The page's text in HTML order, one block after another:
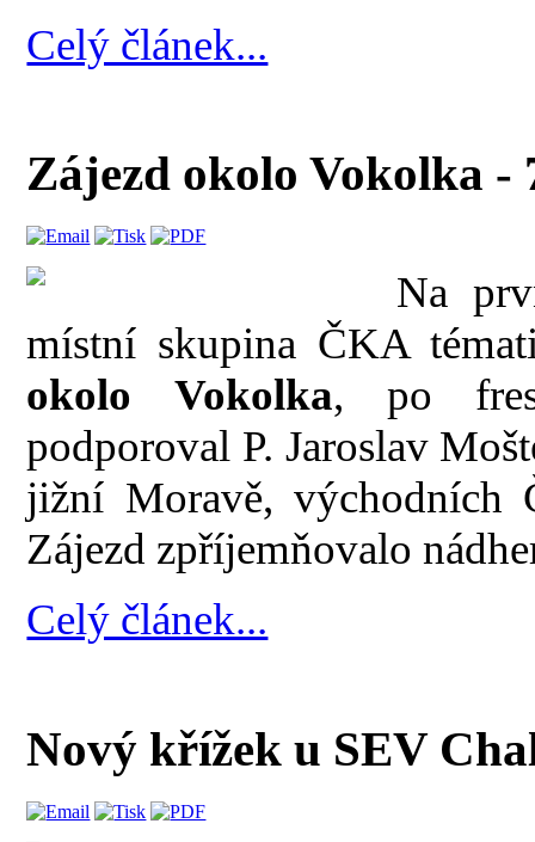
Celý článek...
Zájezd okolo Vokolka -
Na
místní skupina ČKA
okolo Vokolka, po
podporoval P. Jaroslav
jižní Moravě, východních
Zájezd zpříjemňovalo
Celý článek...
Nový křížek u SEV